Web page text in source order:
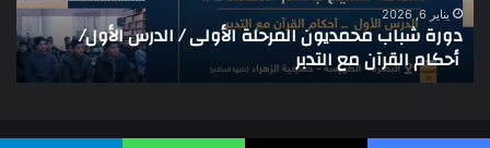
الأول/
أحكام
القرآن
مع
يناير 6, 2026
دورة شباب محمديون المرحلة الأولى / الدرس الأول/
أحكام القرآن مع التدبر